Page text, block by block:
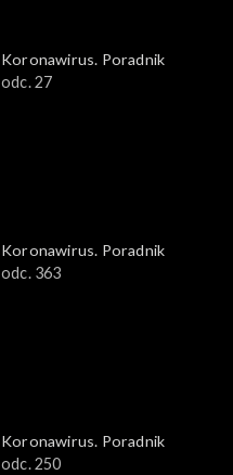
Koronawirus. Poradnik
odc. 27
Koronawirus. Poradnik
odc. 363
Koronawirus. Poradnik
odc. 250